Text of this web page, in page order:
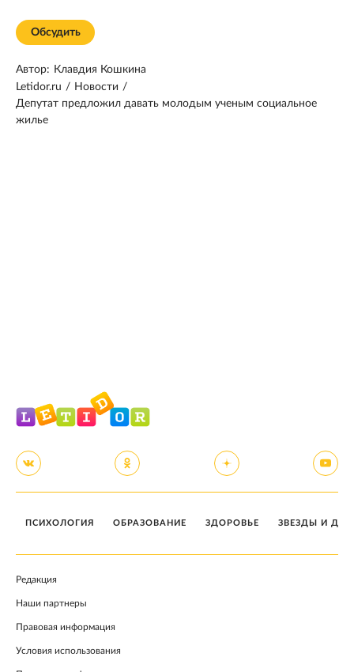
Обсудить
Автор: Клавдия Кошкина
Letidor.ru / Новости /
Депутат предложил давать молодым ученым социальное
жилье
ПСИХОЛОГИЯ ОБРАЗОВАНИЕ ЗДОРОВЬЕ ЗВЕЗДЫ И
Редакция
Наши партнеры
Правовая информация
Условия использования